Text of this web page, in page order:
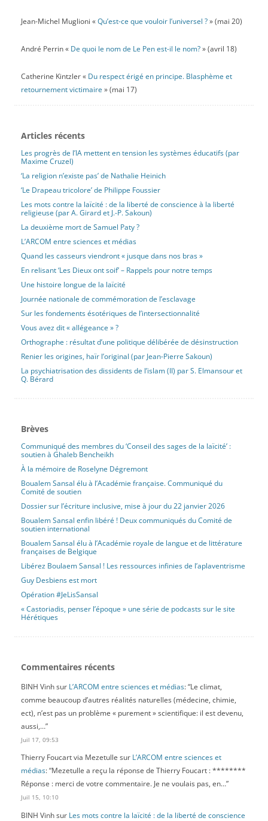
Jean-Michel Muglioni «Qu’est-ce que vouloir l’universel ?» (mai 20)
André Perrin « De quoi le nom de Le Pen est-il le nom?» (avril 18)
Catherine Kintzler « Du respect érigé en principe. Blasphème et
retournement victimaire » (mai 17)
Articles récents
Les progrès de l’IA mettent en tension les systèmes éducatifs (par
Maxime Cruzel)
‘La religion n’existe pas’ de Nathalie Heinich
‘Le Drapeau tricolore’ de Philippe Foussier
Les mots contre la laïcité : de la liberté de conscience à la liberté
religieuse (par A. Girard et J.-P. Sakoun)
La deuxième mort de Samuel Paty ?
L’ARCOM entre sciences et médias
Quand les casseurs viendront « jusque dans nos bras »
En relisant ‘Les Dieux ont soif’ – Rappels pour notre temps
Une histoire longue de la laïcité
Journée nationale de commémoration de l’esclavage
Sur les fondements ésotériques de l’intersectionnalité
Vous avez dit « allégeance » ?
Orthographe : résultat d’une politique délibérée de désinstruction
Renier les origines, haïr l’original (par Jean-Pierre Sakoun)
La psychiatrisation des dissidents de l’islam (II) par S. Elmansour et
Q. Bérard
Brèves
Communiqué des membres du ‘Conseil des sages de la laïcité’ :
soutien à Ghaleb Bencheikh
À la mémoire de Roselyne Dégremont
Boualem Sansal élu à l’Académie française. Communiqué du
Comité de soutien
Dossier sur l’écriture inclusive, mise à jour du 22 janvier 2026
Boualem Sansal enfin libéré ! Deux communiqués du Comité de
soutien international
Boualem Sansal élu à l’Académie royale de langue et de littérature
françaises de Belgique
Libérez Boulaem Sansal ! Les ressources infinies de l’aplaventrisme
Guy Desbiens est mort
Opération #JeLisSansal
« Castoriadis, penser l’époque » une série de podcasts sur le site
Hérétiques
Commentaires récents
BINH Vinhsur L’ARCOM entre sciences et médias: “Le climat,
comme beaucoup d’autres réalités naturelles (médecine, chimie,
ect), n’est pas un problème « purement » scientifique: il est devenu,
aussi,…”
Juil 17, 09:53
Thierry Foucart via Mezetulle sur L’ARCOM entre sciences et
médias: “Mezetulle a reçu la réponse de Thierry Foucart : ********
Réponse : merci de votre commentaire. Je ne voulais pas, en…”
Juil 15, 10:10
BINH Vinhsur Les mots contre la laïcité : de la liberté de conscience